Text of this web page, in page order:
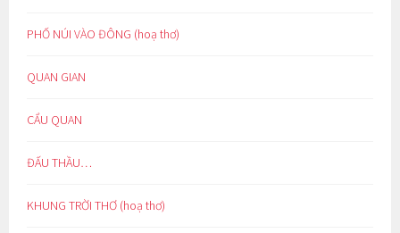
PHỐ NÚI VÀO ĐÔNG (hoạ thơ)
QUAN GIAN
CẨU QUAN
ĐẤU THẦU…
KHUNG TRỜI THƠ (hoạ thơ)